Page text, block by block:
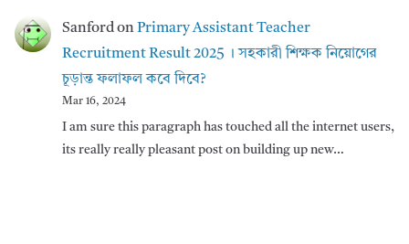
SanfordonPrimary Assistant Teacher
Recruitment Result 2025 । সহকারী শিক্ষক নিয়োগের
চূড়ান্ত ফলাফল কবে দিবে?
Mar 16, 2024
I am sure this paragraph has touched all the internet users,
its really really pleasant post on building up new…